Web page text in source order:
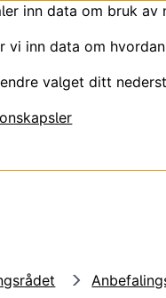
inn data om bruk av
vi inn data om
valget ditt